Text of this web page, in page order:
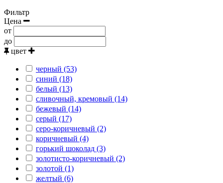
Фильтр
Цена
от
до
цвет
черный (53)
синий (18)
белый (13)
сливочный, кремовый (14)
бежевый (14)
серый (17)
серо-коричневый (2)
коричневый (4)
горький шоколад (3)
золотисто-коричневый (2)
золотой (1)
желтый (6)